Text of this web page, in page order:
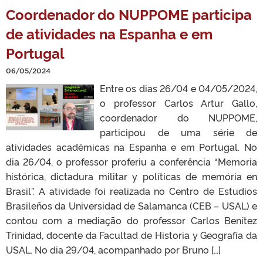
Coordenador do NUPPOME participa
de atividades na Espanha e em
Portugal
06/05/2024
Entre os dias 26/04 e 04/05/2024,
o professor Carlos Artur Gallo,
coordenador do NUPPOME,
participou de uma série de
atividades acadêmicas na Espanha e em Portugal. No
dia 26/04, o professor proferiu a conferência “Memoria
histórica, dictadura militar y políticas de memória en
Brasil”. A atividade foi realizada no Centro de Estudios
Brasileños da Universidad de Salamanca (CEB – USAL) e
contou com a mediação do professor Carlos Benítez
Trinidad, docente da Facultad de Historia y Geografía da
USAL. No dia 29/04, acompanhado por Bruno […]